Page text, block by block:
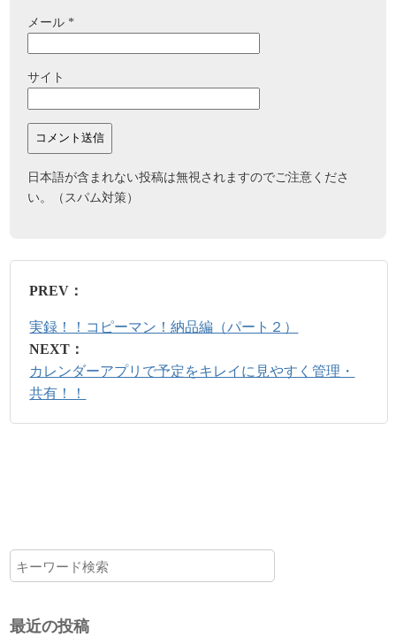
メール*
サイト
日本語が含まれない投稿は無視されますのでご注意くださ
い。（スパム対策）
PREV：
実録！！コピーマン！納品編（パート２）
NEXT：
カレンダーアプリで予定をキレイに見やすく管理・
共有！！
最近の投稿